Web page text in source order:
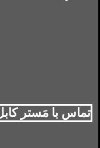
تماس با مَستر